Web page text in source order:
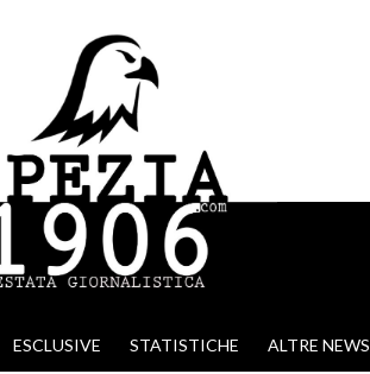
ESCLUSIVE STATISTICHE ALTRE NEWS